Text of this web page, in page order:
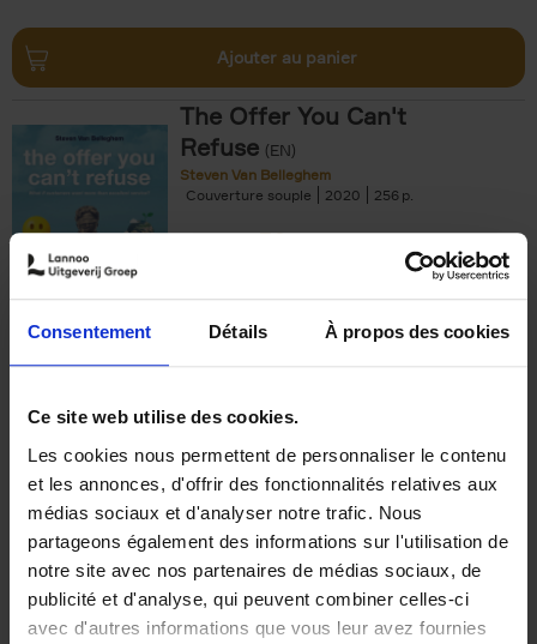
Consentement Détails À propos des cookies
Ce site web utilise des cookies.
Les cookies nous permettent de personnaliser le contenu
et les annonces, d'offrir des fonctionnalités relatives aux
médias sociaux et d'analyser notre trafic. Nous
partageons également des informations sur l'utilisation de
notre site avec nos partenaires de médias sociaux, de
publicité et d'analyse, qui peuvent combiner celles-ci
avec d'autres informations que vous leur avez fournies
Ajouter au panier
The Offer You Can't
Refuse (EN)
Steven Van Belleghem
Couverture souple
2020 256
€37,50
Building Bonds = Building
Business
Jochen Roef Jozefien De Feyter
Carolien Boom
Couverture souple
2025 200
€29,99